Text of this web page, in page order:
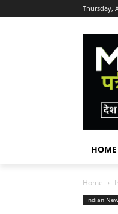
Thursday,
HOME
Home
Indian